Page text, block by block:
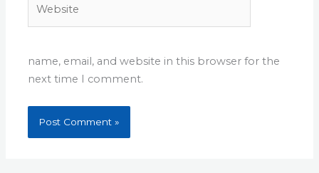
name, email, and website in this browser for the
next time I comment.